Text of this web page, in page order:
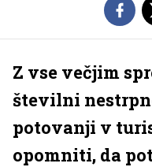
Z vse večjim
številni
potovanji v
opomniti, da